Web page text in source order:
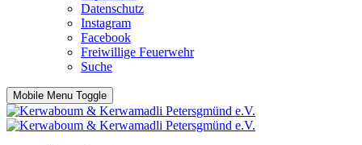
Datenschutz
Instagram
Facebook
Freiwillige Feuerwehr
Suche
Mobile Menu Toggle